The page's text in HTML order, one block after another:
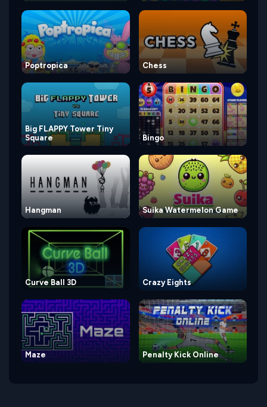
Poptropica Chess
Big FLAPPY Tower Tiny
Square
Bingo
Hangman Suika Watermelon Game
Curve Ball 3D Crazy Eights
Maze Penalty Kick Online